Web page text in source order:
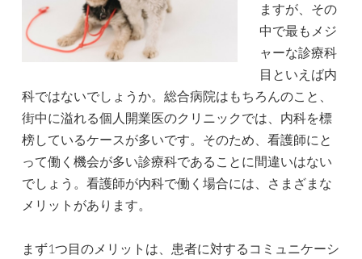
ますが、その
中で最もメジ
ャーな診療科
目といえば内
科ではないでしょうか。総合病院はもちろんのこと、
街中に溢れる個人開業医のクリニックでは、内科を標
榜しているケースが多いです。そのため、看護師にと
って働く機会が多い診療科であることに間違いはない
でしょう。看護師が内科で働く場合には、さまざまな
メリットがあります。
まず1つ目のメリットは、患者に対するコミュニケーシ